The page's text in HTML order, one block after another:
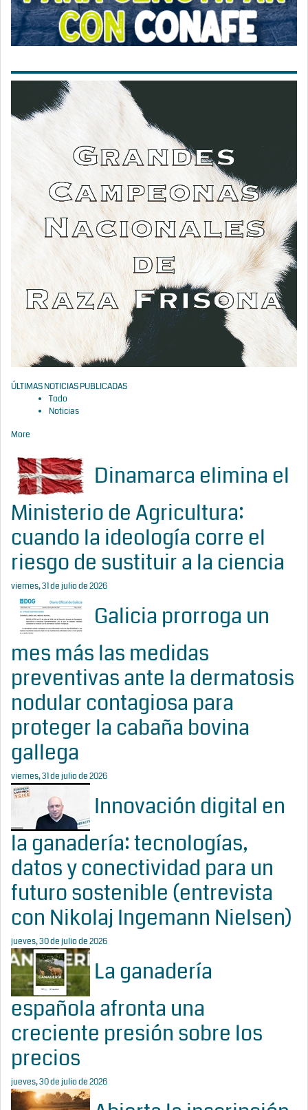
ÚLTIMAS NOTICIAS PUBLICADAS
Todo
Noticias
More
Dinamarca elimina el
Ministerio de Agricultura:
cuando la ideología corre el
riesgo de sustituir a la ciencia
viernes, 31 de julio de 2026
Galicia prorroga un
mes más las medidas
preventivas ante la dermatosis
nodular contagiosa para
proteger la cabaña bovina
gallega
viernes, 31 de julio de 2026
Innovación digital en
la ganadería: tecnologías,
datos y conectividad para un
futuro sostenible (entrevista
con Nikolaj Ingemann Nielsen)
jueves, 30 de julio de 2026
La ganadería
española afronta una
creciente presión sobre los
precios
jueves, 30 de julio de 2026